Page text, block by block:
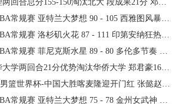
总分155-150淘汰北大 段成果21分 邓奕豪空砍24+8
规赛 亚特兰大梦想 90 - 105 西雅图风暴 全场集锦
规赛 洛杉矶火花 87 - 111 印第安纳狂热 全场集锦
规赛 菲尼克斯水星 89 - 80 多伦多节奏 全场集锦
两回合21分优势淘汰华侨大学 郑君豪16分 虎建国23分
世界杯-中国大胜喀麦隆迎开门红 张懿赵杰23+6
规赛 亚特兰大梦想 75 - 78 金州女武神 全场集锦